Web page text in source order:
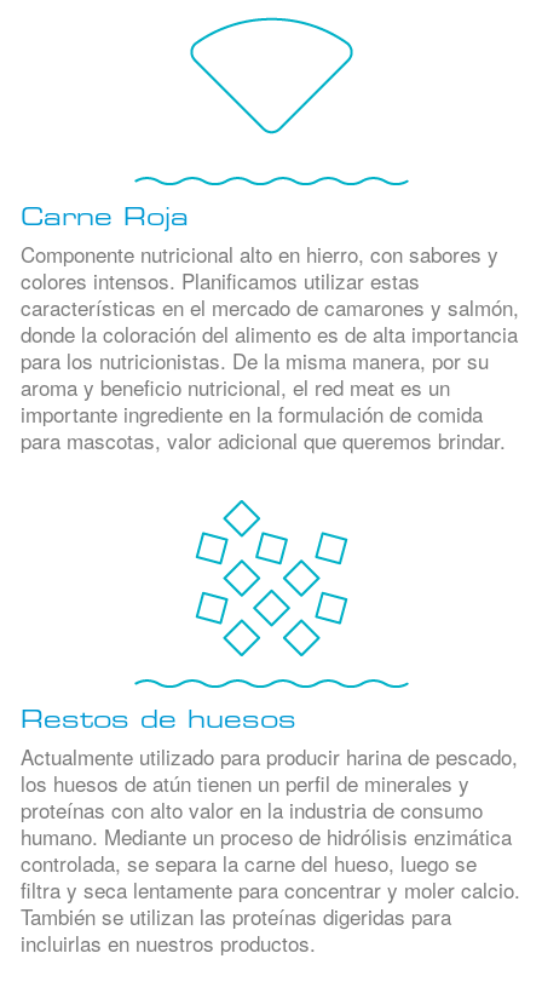
Carne Roja
Componente nutricional alto en hierro, con sabores y
colores intensos. Planificamos utilizar estas
características en el mercado de camarones y salmón,
donde la coloración del alimento es de alta importancia
para los nutricionistas. De la misma manera, por su
aroma y beneficio nutricional, el red meat es un
importante ingrediente en la formulación de comida
para mascotas, valor adicional que queremos brindar.
Restos de huesos
Actualmente utilizado para producir harina de pescado,
los huesos de atún tienen un perfil de minerales y
proteínas con alto valor en la industria de consumo
humano. Mediante un proceso de hidrólisis enzimática
controlada, se separa la carne del hueso, luego se
filtra y seca lentamente para concentrar y moler calcio.
También se utilizan las proteínas digeridas para
incluirlas en nuestros productos.